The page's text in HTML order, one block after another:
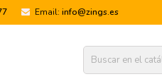
Email: info@zings.es